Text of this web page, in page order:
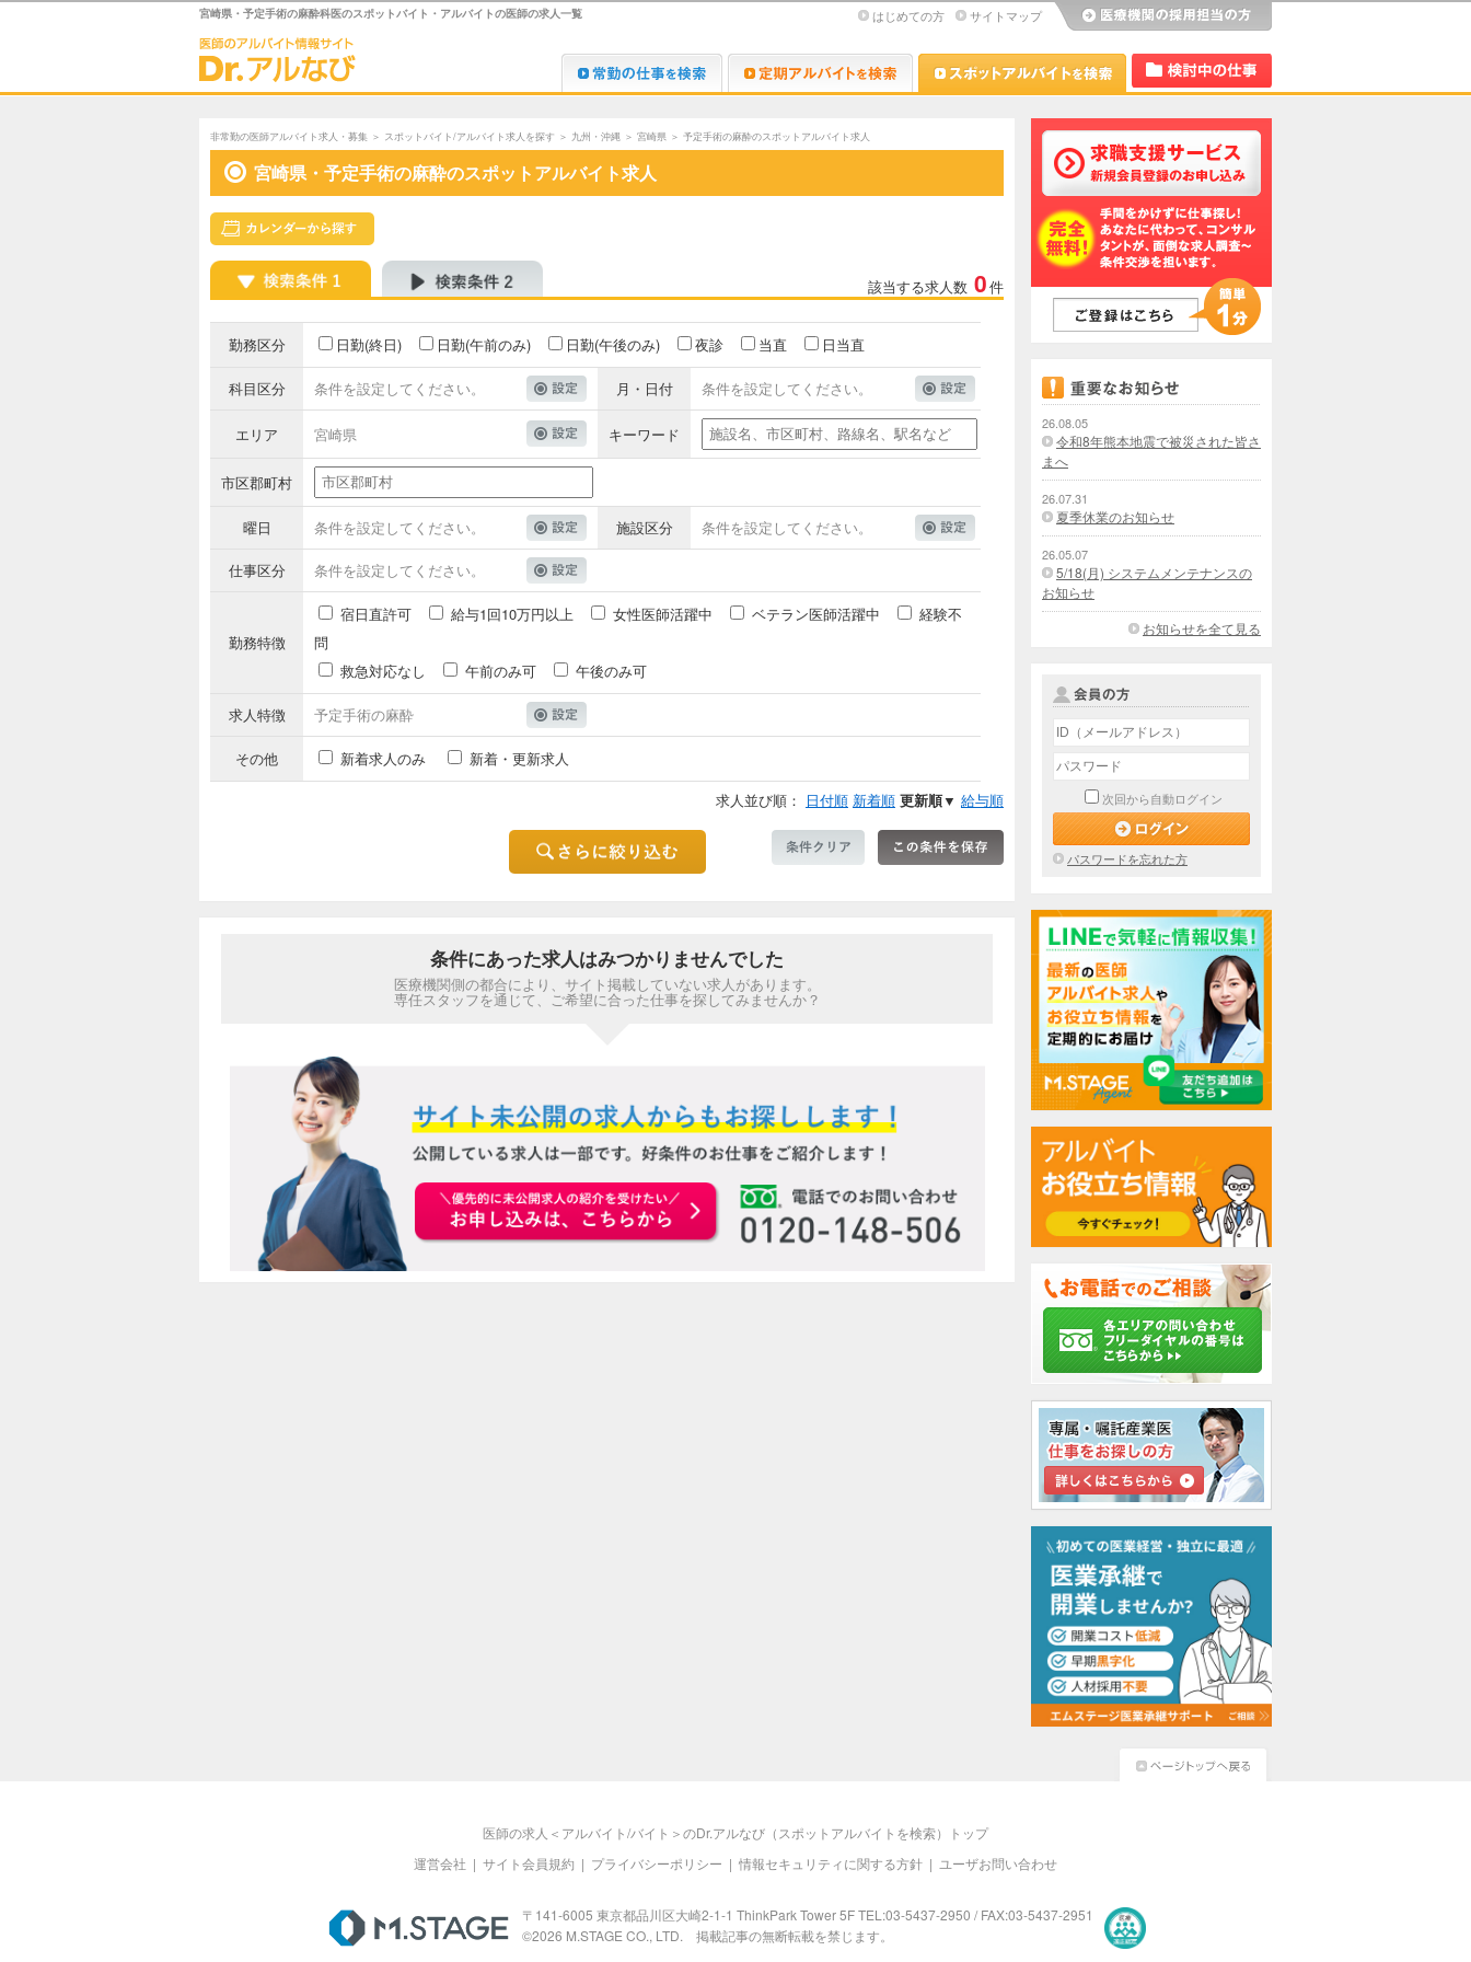
宮崎県・予定手術の麻酔科医のスポットバイト・アルバイトの医師の求人一覧 はじめての方 サイトマップ
Dr.転職なび Dr.アルなび Dr.アルなび
非常勤の医師アルバイト求人・募集 ＞ スポットバイト/アルバイト求人を探す ＞ 九州・沖縄 ＞ 宮崎県 ＞ 予定手術の麻酔のスポットアルバイト求人
宮崎県・予定手術の麻酔のスポットアルバイト求人
該当する求人数 0件
勤務区分 日勤(終日) 日勤(午前のみ) 日勤(午後のみ) 夜診 当直 日当直
科目区分 条件を設定してください。 月・日付 条件を設定してください。
エリア 宮崎県 キーワード
市区郡町村
曜日 条件を設定してください。 施設区分 条件を設定してください。
仕事区分 条件を設定してください。
勤務特徴
宿日直許可 給与1回10万円以上 女性医師活躍中 ベテラン医師活躍中
経験不
問
救急対応なし
午前のみ可 午後のみ可
求人特徴 予定手術の麻酔
その他 新着求人のみ
新着・更新求人
求人並び順： 日付順 新着順 更新順▼ 給与順
条件にあった求人はみつかりませんでした
医療機関側の都合により、サイト掲載していない求人があります。
専任スタッフを通じて、ご希望に合った仕事を探してみませんか？
お申込みはこちらから
26.08.05
令和8年熊本地震で被災された皆さ
まへ
26.07.31
夏季休業のお知らせ
26.05.07
5/18(月) システムメンテナンスの
お知らせ
お知らせを全て見る
次回から自動ログイン
パスワードを忘れた方
医師の求人＜アルバイト/バイト＞のDr.アルなび（スポットアルバイトを検索）トップ
運営会社 | サイト会員規約 | プライバシーポリシー | 情報セキュリティに関する方針 | ユーザお問い合わせ
M.STAGE
〒141-6005 東京都品川区大崎2-1-1 ThinkPark Tower 5F TEL:03-5437-2950 / FAX:03-5437-2951
©2026 M.STAGE CO., LTD. 掲載記事の無断転載を禁じます。